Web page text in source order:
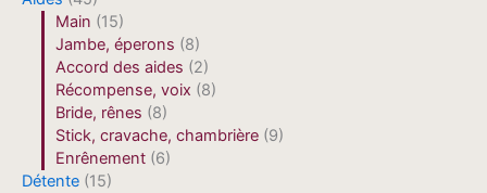
Main (15)
Jambe, éperons (8)
Accord des aides (2)
Récompense, voix (8)
Bride, rênes (8)
Stick, cravache, chambrière (9)
Enrênement (6)
Détente (15)